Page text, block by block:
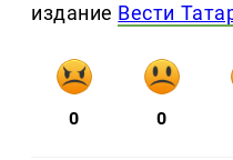
издание Вести
0 0